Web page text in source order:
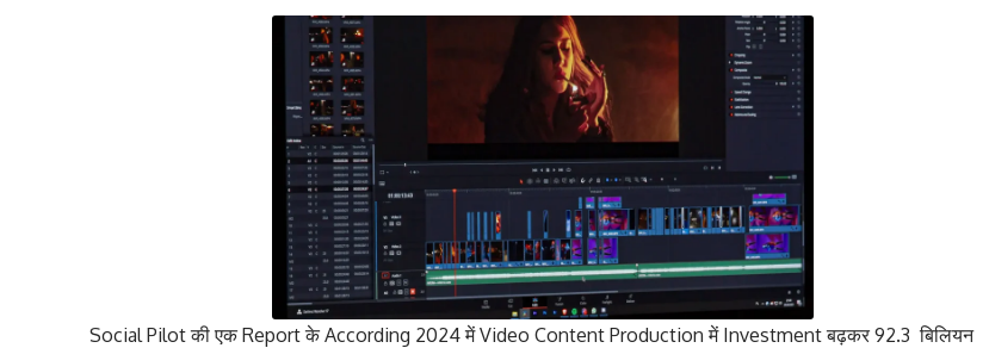
Social Pilot की एक Report के According 2024 में Video Content Production में Investment बढ़कर 92.3 बिलियन